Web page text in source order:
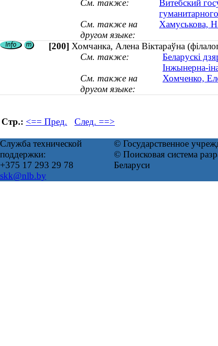
См. также:
Витебский
См. также на
другом языке:
Хамуськова,
[200] Хомчанка, Алена Віктараўна
См. также:
Беларускі
Інжынерна-
См. также на
другом языке:
Хомченко,
Стр.: <== Пред. След. ==>
Служба технической
поддержки:
+375 17 293 29 78
skk@nlb.by
© Государственное
© Поисковая система
Беларуси